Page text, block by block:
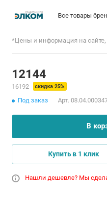
Все товары
*Цены и информация на сайте,
12144
16192 скидка 25%
Под заказ Арт.
В
Купить в 1 клик
Нашли дешевле? Мы